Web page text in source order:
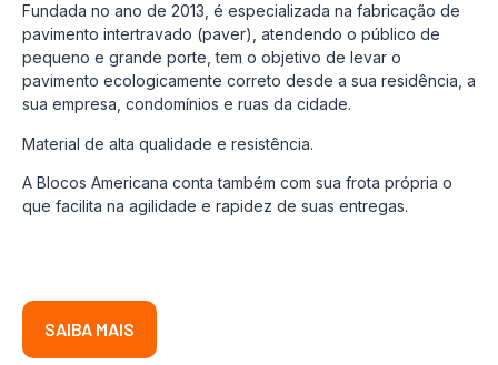
Fundada no ano de 2013, é especializada na fabricação de
pavimento intertravado (paver), atendendo o público de
pequeno e grande porte, tem o objetivo de levar o
pavimento ecologicamente correto desde a sua residência, a
sua empresa, condomínios e ruas da cidade.
Material de alta qualidade e resistência.
A Blocos Americana conta também com sua frota própria o
que facilita na agilidade e rapidez de suas entregas.
SAIBA MAIS